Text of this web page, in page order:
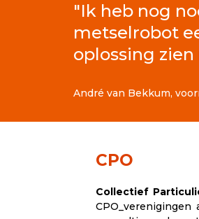
"Ik heb nog
metselrobot
oplossing zien
André van Bekkum,
CPO
Collectief